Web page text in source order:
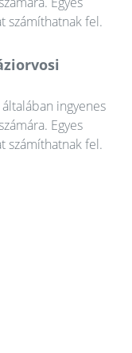
számíthatnak fel.
ingyenes
Egyes
számíthatnak fel.